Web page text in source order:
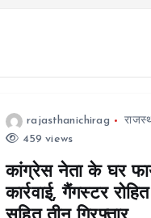
rajasthanichirag
459 views
कांग्रेस नेता के घर
कार्रवाई, गैंगस्टर